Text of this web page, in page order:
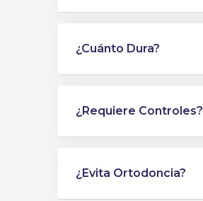
¿Cuánto Dura?
¿Requiere Controles?
¿Evita Ortodoncia?